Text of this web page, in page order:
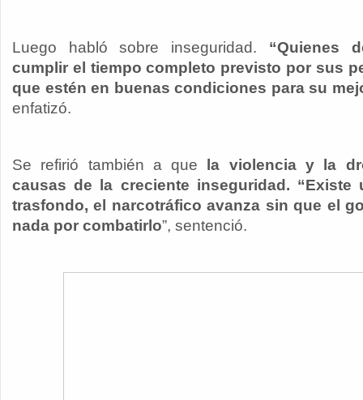
Luego habló sobre inseguridad. “Quienes
cumplir el tiempo completo previsto por sus
que estén en buenas condiciones para su
enfatizó.
Se refirió también a que
la violencia y la
causas de la creciente inseguridad. “Existe
trasfondo, el narcotráfico avanza sin que el
nada por combatirlo”, sentenció.